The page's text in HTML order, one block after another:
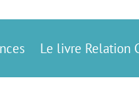
Le livre Relation